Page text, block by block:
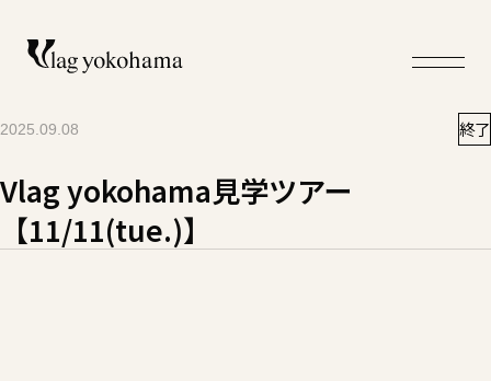
Vlag yokohama見学ツアー
【11/11(tue.)】
終了
2025.09.08